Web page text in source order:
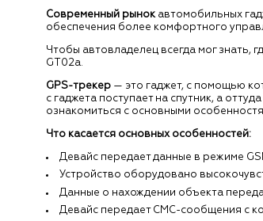
Современный рынокавтомобильных
обеспечения более комфортного
Чтобы автовладелец всегда мог знать,
GT02a.
GPS-трекер — это гаджет, с помощью
с гаджета поступает на спутник, а
ознакомиться с основными
Что касается основных особенностей:
Девайс передает данные в режиме
Устройство оборудовано
Данные о нахождении объекта
Девайс передает СМС-сообщения с